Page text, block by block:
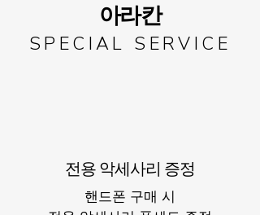
아라칸
SPECIAL SERVICE
전용 악세사리 증정
핸드폰 구매 시